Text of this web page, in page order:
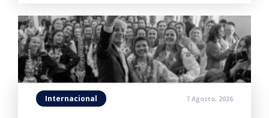
Internacional 7 Agosto, 2026